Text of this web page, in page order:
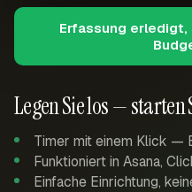
Legen Sie los —
Timer mit einem Klick —
Funktioniert in Asana,
Einfache Einrichtung,
Erfassung erledigt,